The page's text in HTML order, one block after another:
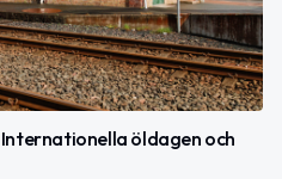
öldagen och